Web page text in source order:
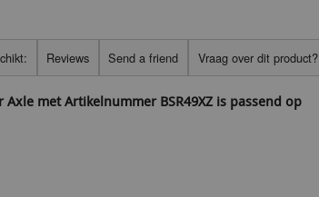
Reviews Send a friend Vraag over dit product?
met Artikelnummer BSR49XZ is passend op